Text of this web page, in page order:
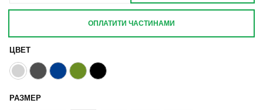
ЦВЕТ
РАЗМЕР
ОПЛАТИТИ ЧАСТИНАМИ